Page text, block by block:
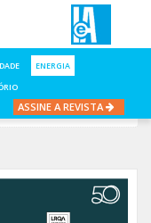
ENERGIA
ASSINE A REVISTA